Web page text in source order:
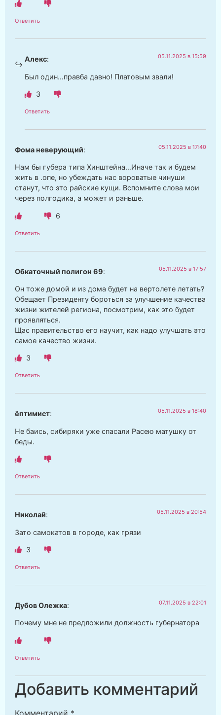
Ответить
Алекс: 05.11.2025 в 15:59
Был один…правба давно! Платовым звали!
3
Ответить
Фома неверующий: 05.11.2025 в 17:40
Нам бы губера типа Хинштейна…Иначе так и будем
жить в .опе, но убеждать нас вороватые чинуши
станут, что это райские кущи. Вспомните слова мои
через полгодика, а может и раньше.
6
Ответить
Обкаточный полигон 69: 05.11.2025 в 17:57
Он тоже домой и из дома будет на вертолете летать?
Обещает Президенту бороться за улучшение качества
жизни жителей региона, посмотрим, как это будет
проявляться.
Щас правительство его научит, как надо улучшать это
самое качество жизни.
3
Ответить
ёптимист: 05.11.2025 в 18:40
Не баись, сибиряки уже спасали Расею матушку от
беды.
Ответить
Николай: 05.11.2025 в 20:54
Зато самокатов в городе, как грязи
3
Ответить
Дубов Олежка: 07.11.2025 в 22:01
Почему мне не предложили должность губернатора
Ответить
Добавить комментарий